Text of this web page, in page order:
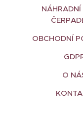
OBCHODNÍ
O